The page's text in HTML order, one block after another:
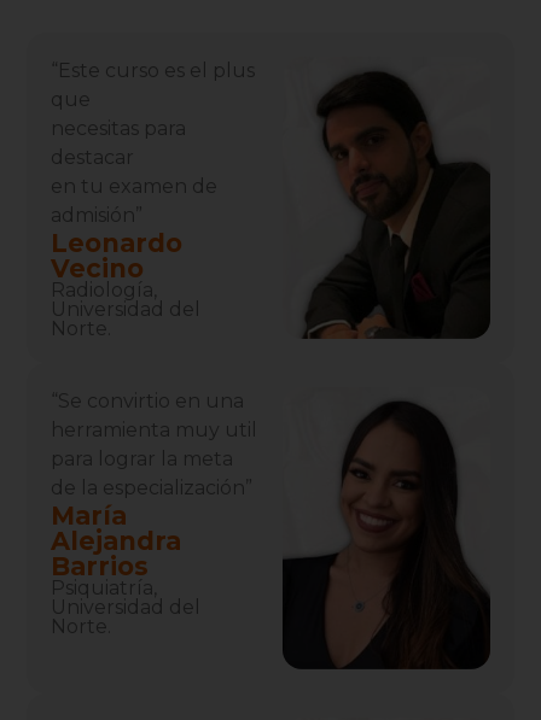
“Este curso es el plus
que
necesitas para
destacar
en tu examen de
admisión”
Leonardo
Vecino
Radiología,
Universidad del
Norte.
“Se convirtio en una
herramienta muy util
para lograr la meta
de la especialización”
María
Alejandra
Barrios
Psiquiatría,
Universidad del
Norte.